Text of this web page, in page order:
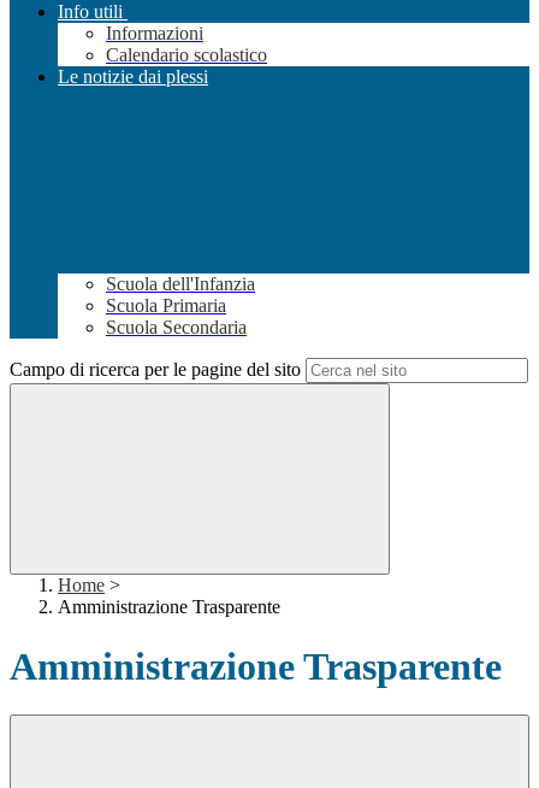
Info utili
Informazioni
Calendario scolastico
Le notizie dai plessi
Scuola dell'Infanzia
Scuola Primaria
Scuola Secondaria
Campo di ricerca per le pagine del sito
Home >
Amministrazione Trasparente
Amministrazione Trasparente